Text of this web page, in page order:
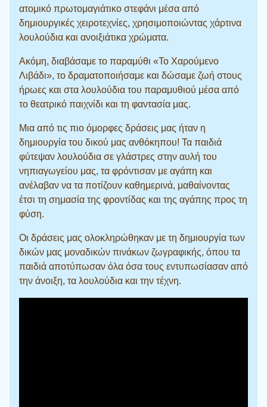
ατομικό πρωτομαγιάτικο στεφάνι μέσα από
δημιουργικές χειροτεχνίες, χρησιμοποιώντας χάρτινα
λουλούδια και ανοιξιάτικα χρώματα.
Ακόμη, διαβάσαμε το παραμύθι «Το Χαρούμενο
Λιβάδι», το δραματοποιήσαμε και δώσαμε ζωή στους
ήρωες και στα λουλούδια του παραμυθιού μέσα από
το θεατρικό παιχνίδι και τη φαντασία μας.
Μια από τις πιο όμορφες δράσεις μας ήταν η
δημιουργία του δικού μας ανθόκηπου! Τα παιδιά
φύτεψαν λουλούδια σε γλάστρες στην αυλή του
νηπιαγωγείου μας, τα φρόντισαν με αγάπη και
ανέλαβαν να τα ποτίζουν καθημερινά, μαθαίνοντας
έτσι τη σημασία της φροντίδας και της αγάπης προς τη
φύση.
Οι δράσεις μας ολοκληρώθηκαν με τη δημιουργία των
δικών μας μοναδικών πινάκων ζωγραφικής, όπου τα
παιδιά αποτύπωσαν όλα όσα τους εντυπωσίασαν από
την άνοιξη, τα λουλούδια και την τέχνη.